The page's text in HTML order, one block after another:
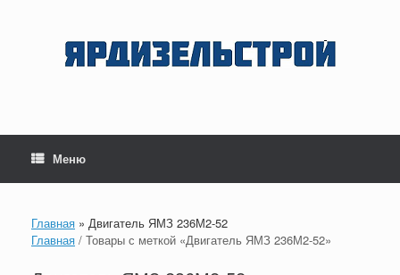
содержанию
Меню
Главная » Двигатель ЯМЗ 236М2-52
Главная / Товары с меткой «Двигатель ЯМЗ 236М2-52»